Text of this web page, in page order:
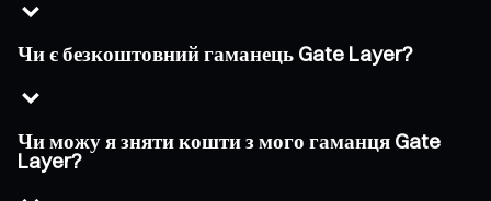
Чи є безкоштовний гаманець Gate Layer?
Чи можу я зняти кошти з мого гаманця Gate
Layer?